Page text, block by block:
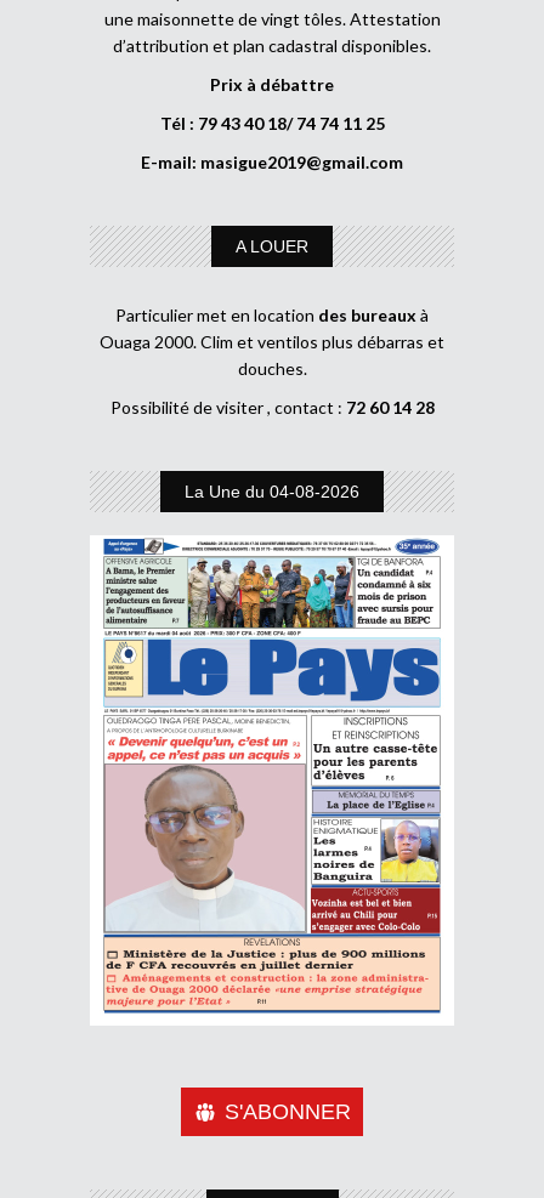
une maisonnette de vingt tôles. Attestation
d’attribution et plan cadastral disponibles.
Prix à débattre
Tél : 79 43 40 18/ 74 74 11 25
E-mail: masigue2019@gmail.com
A LOUER
Particulier met en location des bureaux à
Ouaga 2000. Clim et ventilos plus débarras et
douches.
Possibilité de visiter , contact : 72 60 14 28
La Une du 04-08-2026
S'ABONNER